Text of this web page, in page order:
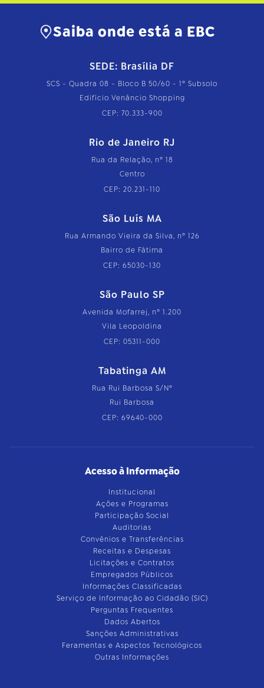
t
Saiba onde está a EBC
SEDE: Brasília DF
SCS - Quadra 08 - Bloco B 50/60 - 1º Subsolo
Edifício Venâncio Shopping
CEP: 70.333-900
Rio de Janeiro RJ
Rua da Relação, nº 18
Centro
CEP: 20.231-110
São Luís MA
Rua Armando Vieira da Silva, nº 126
Bairro de Fátima
CEP: 65030-130
São Paulo SP
Avenida Mofarrej, nº 1.200
Vila Leopoldina
CEP: 05311-000
Tabatinga AM
Rua Rui Barbosa S/Nº
Rui Barbosa
CEP: 69640-000
Acesso à Informação
Institucional
Ações e Programas
Participação Social
Auditorias
Convênios e Transferências
Receitas e Despesas
Licitações e Contratos
Empregados Públicos
Informações Classificadas
Serviço de Informação ao Cidadão (SIC)
Perguntas Frequentes
Dados Abertos
Sanções Administrativas
Feramentas e Aspectos Tecnológicos
Outras Informações